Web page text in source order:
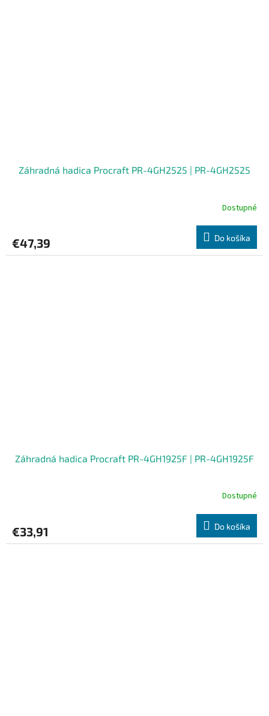
Záhradná hadica Procraft PR-4GH2525 | PR-4GH2525
Dostupné
€47,39 Do košíka
Záhradná hadica Procraft PR-4GH1925F | PR-4GH1925F
Dostupné
€33,91 Do košíka